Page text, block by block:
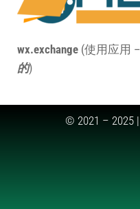
wx.exchange (使用应用 –
的)
© 2021 – 2025